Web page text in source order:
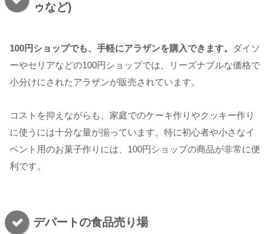
ゥなど)
100円ショップでも、手軽にアラザンを購入できます。
ダイソ
ーやセリアなどの100円ショップでは、リーズナブルな価格で
小分けにされたアラザンが販売されています。
コストを抑えながらも、家庭でのケーキ作りやクッキー作り
に使うには十分な量が揃っています。特に初心者や小さなイ
ベント用のお菓子作りには、100円ショップの商品が非常に便
利です。
デパートの食品売り場